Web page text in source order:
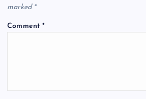
i
marked *
Comment*